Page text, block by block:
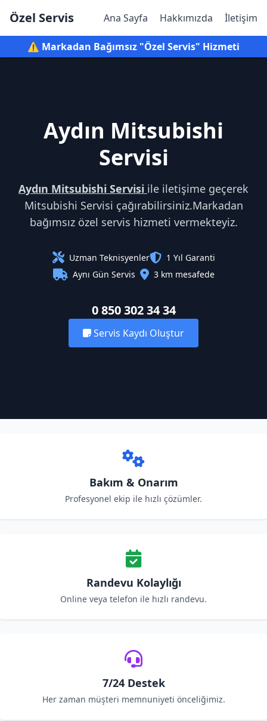
Özel Servis Ana Sayfa Hakkımızda İletişim
⚠️ Markadan Bağımsız "Özel Servis" Hizmeti
Aydın Mitsubishi
Servisi
Aydın Mitsubishi Servisi ile iletişime geçerek
Mitsubishi Servisi çağırabilirsiniz.Markadan
bağımsız özel servis hizmeti vermekteyiz.
Uzman Teknisyenler
1 Yıl Garanti
Aynı Gün Servis
3 km mesafede
0 850 302 34 34
Servis Kaydı Oluştur
Bakım & Onarım
Profesyonel ekip ile hızlı çözümler.
Randevu Kolaylığı
Online veya telefon ile hızlı randevu.
7/24 Destek
Her zaman müşteri memnuniyeti önceliğimiz.